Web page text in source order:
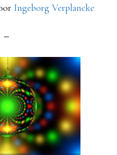
Ingeborg Verplancke